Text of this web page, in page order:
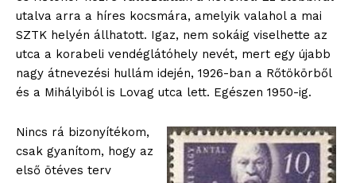
utalva arra a híres kocsmára, amelyik valahol a mai
SZTK helyén állhatott. Igaz, nem sokáig viselhette az
utca a korabeli vendéglátóhely nevét, mert egy újabb
nagy átnevezési hullám idején, 1926-ban a Rőtökörből
és a Mihályiból is Lovag utca lett. Egészen 1950-ig.
Nincs rá bizonyítékom,
csak gyanítom, hogy az
első ötéves terv